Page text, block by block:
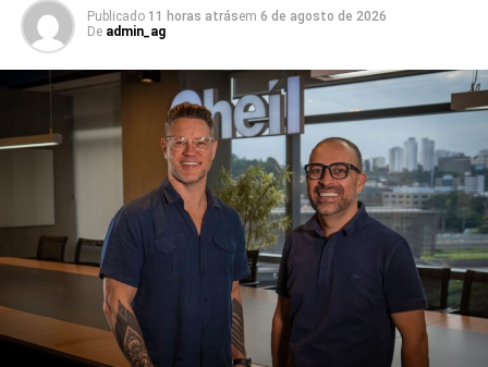
A SEGUIR
Hype recebe de volta talentos experientes
NÃO PERCA
Suzana Santos passa a responder também pela
área de Sustentabilidade da Unipar
Publicado 11 horas atrásem 6 de agosto de 2026
De admin_ag